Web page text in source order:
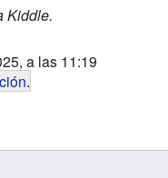
Kiddle.
a las 11:19
.